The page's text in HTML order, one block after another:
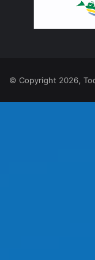
© Copyright 2026,